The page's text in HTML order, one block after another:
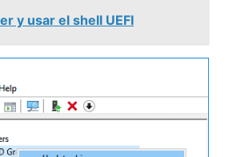
y usar el shell UEFI